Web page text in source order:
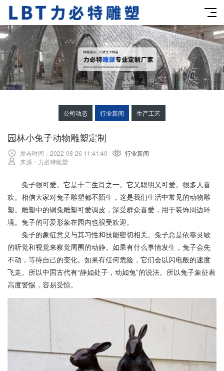
公司动态 行业新闻 生产工艺
园林小兔子动物雕塑定制
发布时间：2022-08-26 11:41:40
行业新闻
来源：力必特雕塑
兔子很可爱。它是十二生肖之一。它又聪明又可爱。很多人喜
欢。相信大家对兔子雕塑都不陌生，这是我们生活中常见的动物雕
塑。雕塑中的铜兔雕塑可爱调皮，深受群众喜爱，用于装饰周边环
境。兔子的可爱形象在园内也很受欢迎。
兔子的象征意义与其习性和技能密切相关。兔子总是依靠灵敏
的听觉和视觉来察觉周围的动静。如果有什么事情发生，兔子会先
不动，等待自己的变化。如果有任何危险，它们会以闪电般的速度
飞走。所以中国古代有“静如处子，动如兔”的说法。所以兔子象征着
高度警惕，容易受惊。